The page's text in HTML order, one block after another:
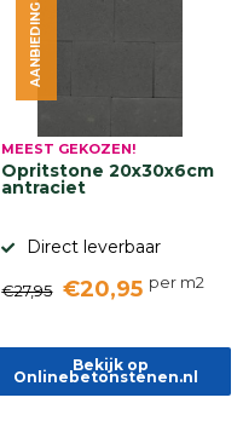
MEEST GEKOZEN!
Opritstone 20x30x6cm
antraciet
Direct leverbaar
€27,95 €20,95 per m2
AANBIEDING
Bekijk op
Onlinebetonstenen.nl